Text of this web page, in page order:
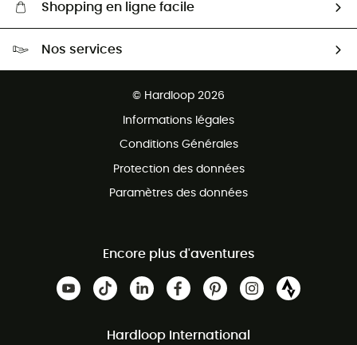
Shopping en ligne facile
Nos services
© Hardloop 2026
Informations légales
Conditions Générales
Protection des données
Paramètres des données
Encore plus d'aventures
Hardloop International